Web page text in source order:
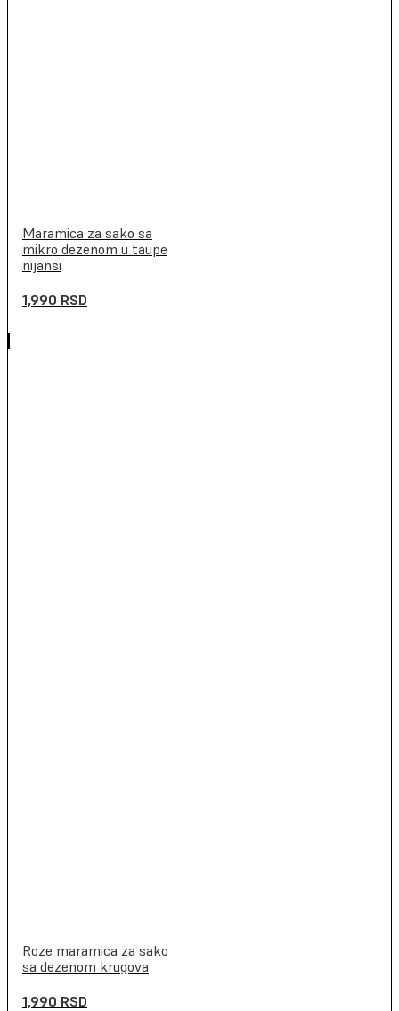
Maramica za sako sa
mikro dezenom u taupe
nijansi
1,990 RSD
Roze maramica za sako
sa dezenom krugova
1,990 RSD